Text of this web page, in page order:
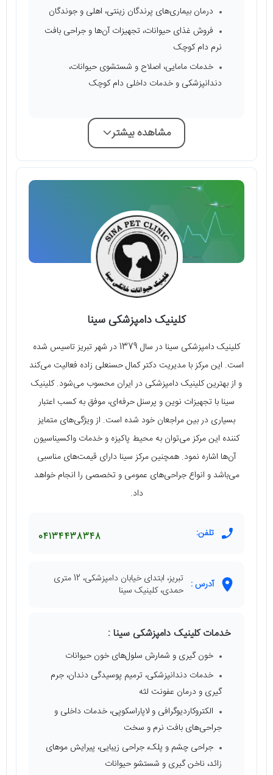
درمان بیماری‌های پرندگان زینتی، اهلی و جوندگان
فروش غذای حیوانات، تجهیزات آن‌ها و جراحی بافت
نرم دام کوچک
خدمات مامایی، اصلاح و شستشوی حیوانات،
دندانپزشکی و خدمات داخلی دام کوچک
مشاهده بیشتر
کلینیک دامپزشکی سینا
کلینیک دامپزشکی سینا در سال 1379 در شهر تبریز تاسیس شده
است. این مرکز با مدیریت دکتر کمال حسنعلی زاده فعالیت می‌کند
و از بهترین کلینیک دامپزشکی در ایران محسوب می‌شود. کلینیک
سینا با تجهیزات نوین و پرسنل حرفه‌ای، موفق به کسب اعتبار
بسیاری در بین مراجعان خود شده است. از ویژگی‌های متمایز
کننده این مرکز می‌توان به محیط پاکیزه و خدمات واکسیناسیون
آن‌ها اشاره نمود. همچنین مرکز سینا دارای قیمت‌های مناسبی
می‌باشد و انواع جراحی‌های عمومی و تخصصی را انجام خواهد
داد.
تلفن: 04134438348
آدرس :
تبریز، ابتدای خیابان دامپزشکی، 12 متری
حمدی، کلینیک سینا
خدمات کلینیک دامپزشکی سینا :
خون گیری و شمارش سلول‌های خون حیوانات
خدمات دندانپزشکی، ترمیم پوسیدگی دندان، جرم
گیری و درمان عفونت لثه
الکتروکاردیوگرافی و لاپاراسکوپی، خدمات داخلی و
جراحی‌های بافت نرم و سخت
جراحی چشم و پلک، جراحی زیبایی، پیرایش موهای
زائد، ناخن گیری و شستشو حیوانات